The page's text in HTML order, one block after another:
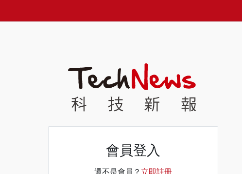
會員登入
還不是會員？ 立即註冊